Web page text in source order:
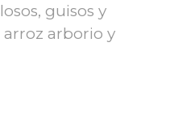
guisos y
arroz arborio y